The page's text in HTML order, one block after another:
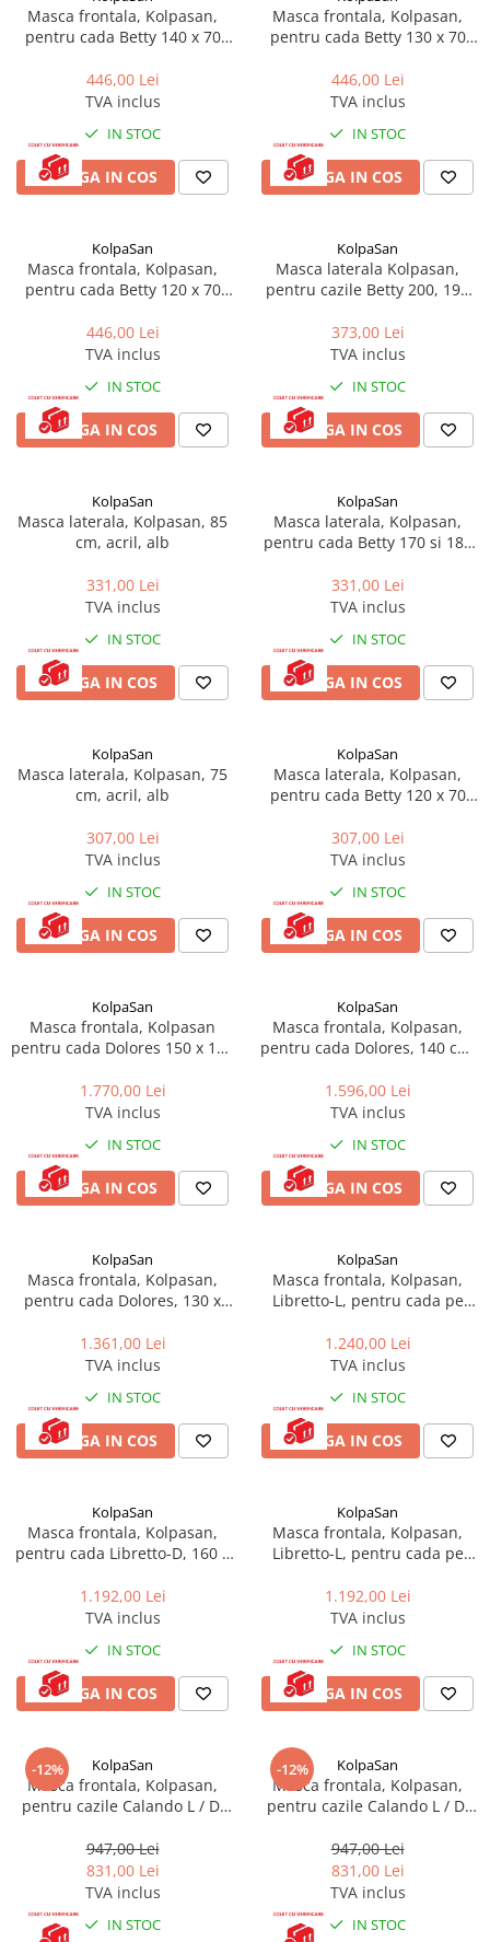
Masca frontala, Kolpasan,
pentru cada Betty 140 x 70
446,00 Lei
TVA inclus
IN STOC
ADAUGA IN COS
Masca frontala, Kolpasan,
pentru cada Betty 130 x 70
446,00 Lei
TVA inclus
IN STOC
ADAUGA IN COS
KolpaSan
Masca frontala, Kolpasan,
pentru cada Betty 120 x 70
446,00 Lei
TVA inclus
IN STOC
ADAUGA IN COS
KolpaSan
Masca laterala Kolpasan,
pentru cazile Betty 200, 190
373,00 Lei
TVA inclus
IN STOC
ADAUGA IN COS
KolpaSan
Masca laterala, Kolpasan, 85
cm, acril, alb
331,00 Lei
TVA inclus
IN STOC
ADAUGA IN COS
KolpaSan
Masca laterala, Kolpasan,
pentru cada Betty 170 si 180
331,00 Lei
TVA inclus
IN STOC
ADAUGA IN COS
KolpaSan
Masca laterala, Kolpasan, 75
cm, acril, alb
307,00 Lei
TVA inclus
IN STOC
ADAUGA IN COS
KolpaSan
Masca laterala, Kolpasan,
pentru cada Betty 120 x 70
307,00 Lei
TVA inclus
IN STOC
ADAUGA IN COS
KolpaSan
Masca frontala, Kolpasan
pentru cada Dolores 150 x 150
1.770,00 Lei
TVA inclus
IN STOC
ADAUGA IN COS
KolpaSan
Masca frontala, Kolpasan,
pentru cada Dolores, 140 cm,
1.596,00 Lei
TVA inclus
IN STOC
ADAUGA IN COS
KolpaSan
Masca frontala, Kolpasan,
pentru cada Dolores, 130 x
1.361,00 Lei
TVA inclus
IN STOC
ADAUGA IN COS
KolpaSan
Masca frontala, Kolpasan,
Libretto-L, pentru cada pe
1.240,00 Lei
TVA inclus
IN STOC
ADAUGA IN COS
KolpaSan
Masca frontala, Kolpasan,
pentru cada Libretto-D, 160 x
1.192,00 Lei
TVA inclus
IN STOC
ADAUGA IN COS
KolpaSan
Masca frontala, Kolpasan,
Libretto-L, pentru cada pe
1.192,00 Lei
TVA inclus
IN STOC
ADAUGA IN COS
-12% KolpaSan
Masca frontala, Kolpasan,
pentru cazile Calando L / D,
947,00 Lei
831,00 Lei
TVA inclus
IN STOC
-12% KolpaSan
Masca frontala, Kolpasan,
pentru cazile Calando L / D,
947,00 Lei
831,00 Lei
TVA inclus
IN STOC